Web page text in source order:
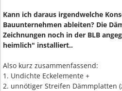
Kann ich daraus irgendwelche
Bauunternehmen ableiten? Die
Zeichnungen noch in der BLB
heimlich" installiert..
Also kurz zusammenfassend:
1. Undichte Eckelemente +
2. unnötiger Streifen Dämmplatten